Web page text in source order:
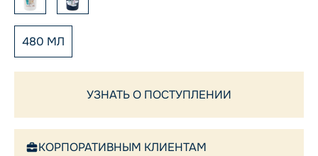
480 МЛ
УЗНАТЬ О ПОСТУПЛЕНИИ
КОРПОРАТИВНЫМ КЛИЕНТАМ